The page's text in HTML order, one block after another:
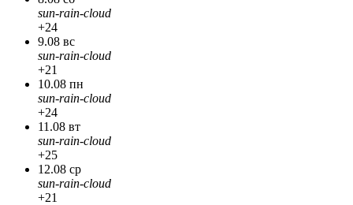
sun-rain-cloud
+24
9.08 вс
sun-rain-cloud
+21
10.08 пн
sun-rain-cloud
+24
11.08 вт
sun-rain-cloud
+25
12.08 ср
sun-rain-cloud
+21